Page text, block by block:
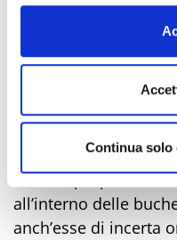
Continua solo
castello
mura, matura
In realtà non è la
dalle sponde del
formaggio,
seguito il poeta
l’appellativo
Perché, proprio
all’interno delle
anch’esse di incerta